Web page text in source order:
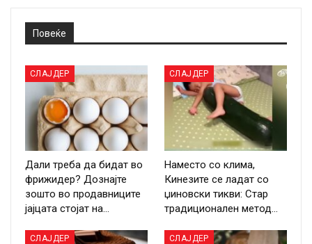
Повеќе
СЛАЈДЕР
Дали треба да бидат во
фрижидер? Дознајте
зошто во продавниците
јајцата стојат на…
СЛАЈДЕР
Наместо со клима,
Кинезите се ладат со
џиновски тикви: Стар
традиционален метод…
СЛАЈДЕР СЛАЈДЕР